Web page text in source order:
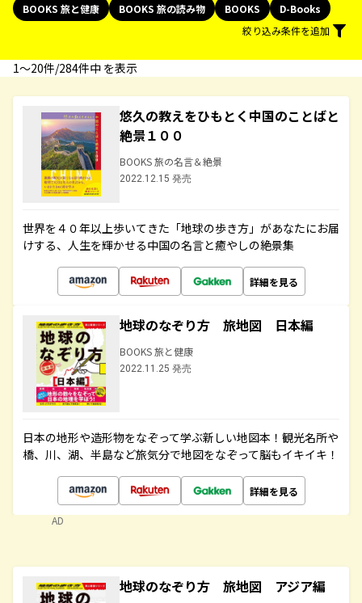
BOOKS 旅と健康
BOOKS 旅の読み物 BOOKS
D-Books
絞り込み条件を追加
1〜20件/284件中 を表示
悠久の教えをひもとく中国のことばと
絶景１００
BOOKS 旅の名言＆絶景
2022.12.15 発売
世界を４０年以上歩いてきた「地球の歩き方」があなたにお届
けする、人生を輝かせる中国の名言と癒やしの絶景集
詳細を見る
地球のなぞり方 旅地図 日本編
BOOKS 旅と健康
2022.11.25 発売
日本の地形や造形物をなぞって学ぶ新しい地図本！観光名所や
橋、川、湖、半島など旅気分で地図をなぞって脳もイキイキ！
詳細を見る
AD
地球のなぞり方 旅地図 アジア編